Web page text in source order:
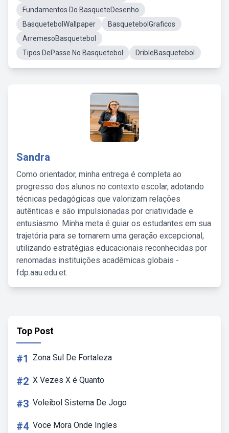
Fundamentos Do BasqueteDesenho
BasquetebolWallpaper
BasquetebolGraficos
ArremesoBasquetebol
Tipos DePasse No Basquetebol
DribleBasquetebol
Sandra
Como orientador, minha entrega é completa ao
progresso dos alunos no contexto escolar, adotando
técnicas pedagógicas que valorizam relações
autênticas e são impulsionadas por criatividade e
entusiasmo. Minha meta é guiar os estudantes em sua
trajetória para se tornarem uma geração excepcional,
utilizando estratégias educacionais reconhecidas por
renomadas instituições acadêmicas globais -
fdp.aau.edu.et.
Top Post
#1 Zona Sul De Fortaleza
#2 X Vezes X é Quanto
#3 Voleibol Sistema De Jogo
#4 Voce Mora Onde Ingles